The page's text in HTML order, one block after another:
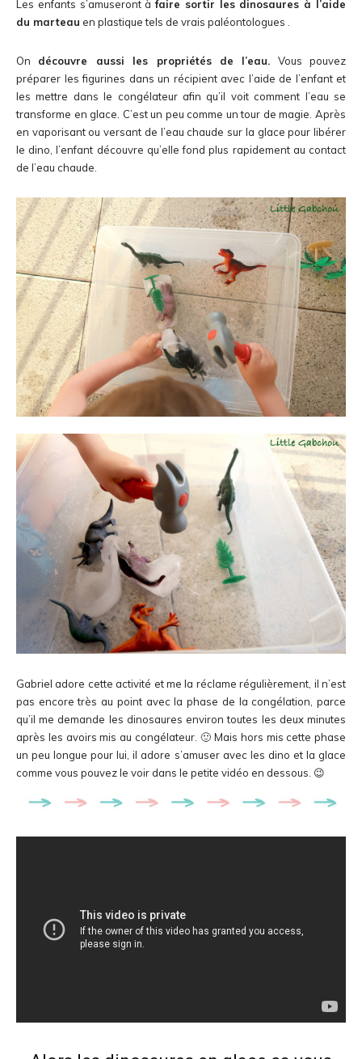
Les enfants s’amuseront àfaire sortir les dinosaures à l’aide
du marteau en plastique tels de vrais paléontologues .
On découvre aussi les propriétés de l’eau. Vous pouvez
préparer les figurines dans un récipient avec l’aide de l’enfant et
les mettre dans le congélateur afin qu’il voit comment l’eau se
transforme en glace. C’est un peu comme un tour de magie. Après
en vaporisant ou versant de l’eau chaude sur la glace pour libérer
le dino, l’enfant découvre qu’elle fond plus rapidement au contact
de l’eau chaude.
Gabriel adore cette activité et me la réclame régulièrement, il n’est
pas encore très au point avec la phase de la congélation, parce
qu’il me demande les dinosaures environ toutes les deux minutes
après les avoirs mis au congélateur. 🙂 Mais hors mis cette phase
un peu longue pour lui, il adore s’amuser avec les dino et la glace
comme vous pouvez le voir dans le petite vidéo en dessous. 😉